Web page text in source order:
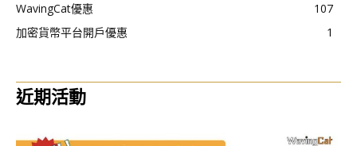
WavingCat優惠
107
加密貨幣平台開戶優惠
1
近期活動